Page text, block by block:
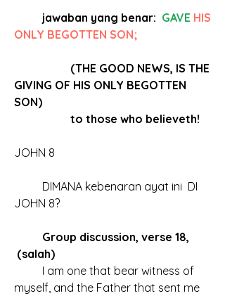
jawaban yang benar: GAVE HIS
ONLY BEGOTTEN SON;
GIVING OF HIS ONLY BEGOTTEN
SON)
		to those who believeth!
JOHN 8
JOHN 8?
Group discussion, verse 18,
(salah)
myself, and the Father that sent me